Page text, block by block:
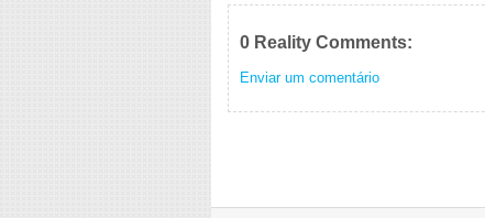
0 Reality Comments:
Enviar um comentário